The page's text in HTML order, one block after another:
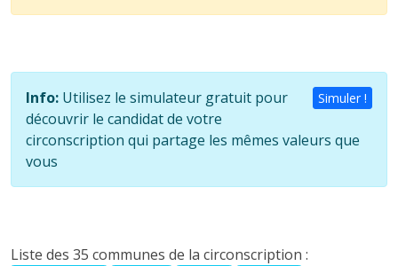
Simuler !
Info: Utilisez le simulateur gratuit pour
découvrir le candidat de votre
circonscription qui partage les mêmes valeurs que
vous
Liste des 35 communes de la circonscription :